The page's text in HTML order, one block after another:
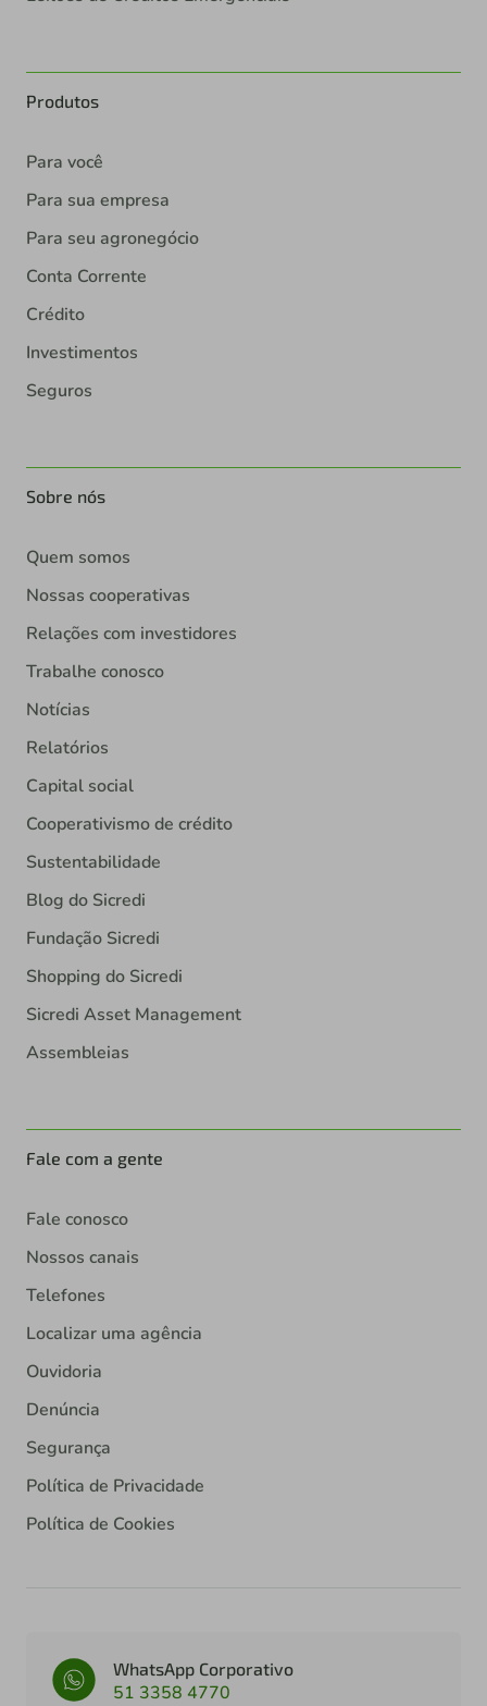
Produtos
Para você
Para sua empresa
Para seu agronegócio
Conta Corrente
Crédito
Investimentos
Seguros
Sobre nós
Quem somos
Nossas cooperativas
Relações com investidores
Trabalhe conosco
Notícias
Relatórios
Capital social
Cooperativismo de crédito
Sustentabilidade
Blog do Sicredi
Fundação Sicredi
Shopping do Sicredi
Sicredi Asset Management
Assembleias
Fale com a gente
Fale conosco
Nossos canais
Telefones
Localizar uma agência
Ouvidoria
Denúncia
Segurança
Política de Privacidade
Política de Cookies
WhatsApp Corporativo
51 3358 4770